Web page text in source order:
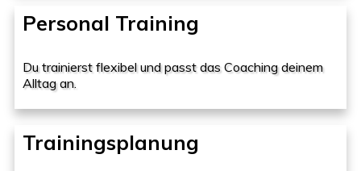
Personal Training
Du trainierst flexibel und passt das Coaching deinem
Alltag an.
Trainingsplanung